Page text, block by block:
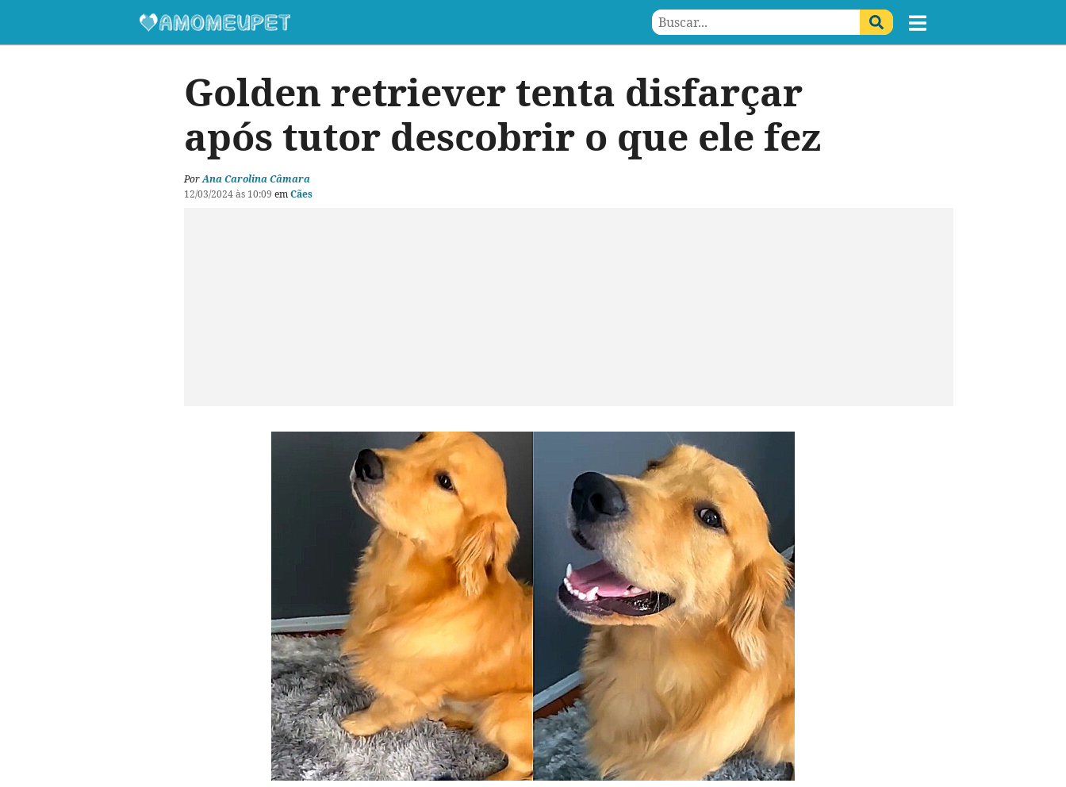
Golden retriever tenta disfarçar
após tutor descobrir o que ele fez
PorAna Carolina Câmara
12/03/2024 às 10:09 emCães